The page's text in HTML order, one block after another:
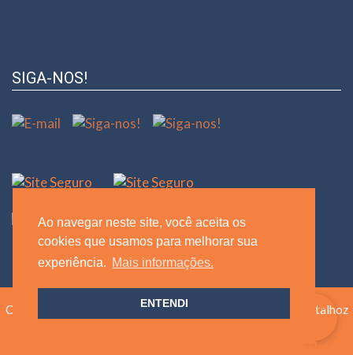
Ao navegar neste site, você aceita os
cookies que usamos para melhorar sua
experiência. Mais informações.
ENTENDI
SIGA-NOS!
Copyright © AGA Consultoria e Gestão
Design by Atalhoz